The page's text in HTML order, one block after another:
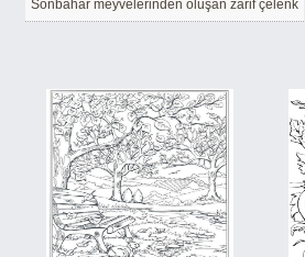
Sonbahar meyvelerinden oluşan zarif çelenk